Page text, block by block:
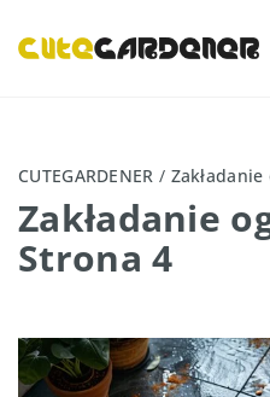
CUTEGARDENER /
Zakładanie
Strona 4